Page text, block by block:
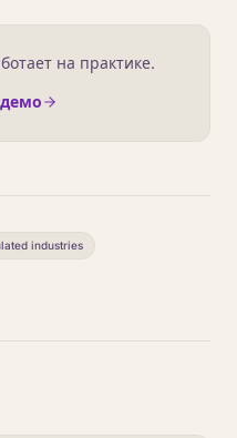
на практике.
industries